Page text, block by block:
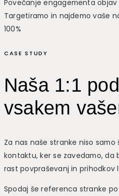
Povečanje engagementa objav
Targetiramo in najdemo vaše
100%
CASE STUDY
Naša 1:1
vsakem
Za nas naše stranke niso
kontaktu, ker se zavedamo, da
rast povpraševanj in prihodkov
Spodaj še referenca stranke